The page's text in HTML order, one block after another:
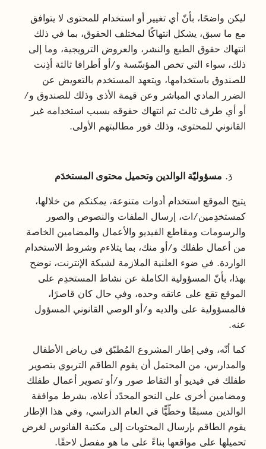
ليكن واضحًا، بأنّ أي تغيير أو استخدام للمحتوى لا يتوافق
مع ما سبق، يشكل انتهاكًا لمختلف الحقوق، بما في ذلك
انتهاك حقوق الطبع والنشر، والعروض الترويجية، وما إلى
ذلك، سواء التي تخص المؤسّسة و/أو أطرافا ثالثة أذِنت
للصندوق باستخدامها، ويتعهد المستخدم بالتعويض عن
الضرر المادي المباشر وعن قيمة الأذى وذلك للصندوق و/
أو أي طرف ثالث تم انتهاك حقوقه بسبب استخدامه غير
القانوني للمحتوى، وذلك فور مطالبتهم الأولى.
مسؤوليّة الوالدين وتحميل محتوى المستخدَم
يتيح الموقع استخدام أدوات متنوعة، يمكنكم من خلالها،
كمستخدِمين/ات، إرسال الملفات والنصوص والصور
والرسومات ومقاطع الفيديو والأعمال والمضامين الخاصة
من أعمال طفلك و/أو منك، بما يتلاءم وشروط الاستخدام
الواردة. في ضوء العلنية الملازمة لشبكة الإنترنت، نوضح
بهذا، بأنّ المسؤولية الكاملة عن نشاط المستخدِم على
الموقع تقع على عاتقه وحده، وفي حال كان قاصرًا،
فالمسؤولية على والديه و/أو الوصي القانوني المسؤول
عنه.
كما أنّه، وفي إطار المشروع المُطبّق في رياض الأطفال
والمدارس، من المحتمل أن يقوم الطاقم التربوي بتصوير
طفلك في فيديو أو التقاط صور و/أو تصوير أعمال طفلك
ومضامين أخرى على النحو المحدّد أعلاه، بشرط موافقة
الوالدين مسبقًا وخطّيًّا في العام الدراسي، وفي هذا الإطار
يقوم الطاقم بإرسال المحتويات إلى مكتبة الفانوس لغرض
تحميلها على مواقعها بناءً على ما هو مفصل لاحقًا.